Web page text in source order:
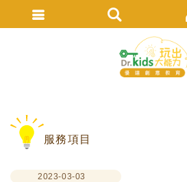
服務項目
2023-03-03
會員登入
會員註冊
追蹤清單
繁體中文